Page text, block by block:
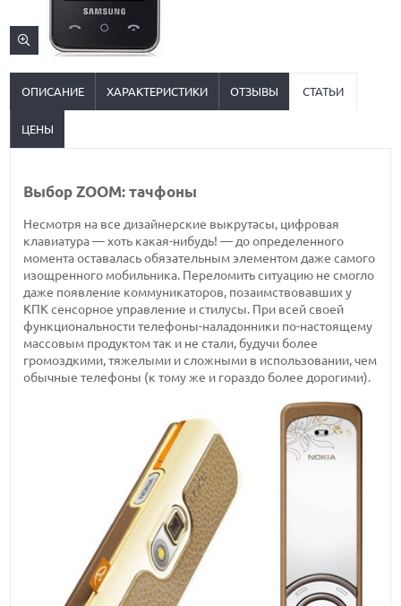
ОПИСАНИЕ ХАРАКТЕРИСТИКИ ОТЗЫВЫ СТАТЬИ
ЦЕНЫ
Выбор ZOOM: тачфоны
Несмотря на все дизайнерские выкрутасы, цифровая
клавиатура — хоть какая-нибудь! — до определенного
момента оставалась обязательным элементом даже самого
изощренного мобильника. Переломить ситуацию не смогло
даже появление коммуникаторов, позаимствовавших у
КПК сенсорное управление и стилусы. При всей своей
функциональности телефоны-наладонники по-настоящему
массовым продуктом так и не стали, будучи более
громоздкими, тяжелыми и сложными в использовании, чем
обычные телефоны (к тому же и гораздо более дорогими).